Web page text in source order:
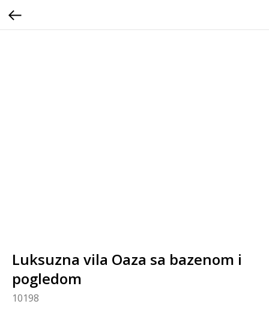
Luksuzna vila Oaza sa bazenom i
pogledom
10198